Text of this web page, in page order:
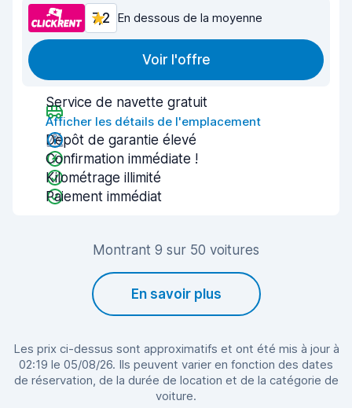
7,2 En dessous de la moyenne
Voir l'offre
Service de navette gratuit
Afficher les détails de l'emplacement
Dépôt de garantie élevé
Confirmation immédiate !
Kilométrage illimité
Paiement immédiat
Montrant 9 sur 50 voitures
En savoir plus
Les prix ci-dessus sont approximatifs et ont été mis à jour à
02:19 le 05/08/26. Ils peuvent varier en fonction des dates
de réservation, de la durée de location et de la catégorie de
voiture.